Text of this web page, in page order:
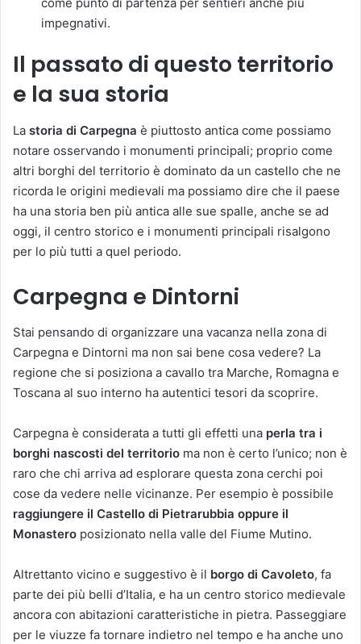
impegnativi.
Il passato di questo territorio
e la sua storia
La storia di Carpegna è piuttosto antica come possiamo
notare osservando i monumenti principali; proprio come
altri borghi del territorio è dominato da un castello che ne
ricorda le origini medievali ma possiamo dire che il paese
ha una storia ben più antica alle sue spalle, anche se ad
oggi, il centro storico e i monumenti principali risalgono
per lo più tutti a quel periodo.
Carpegna e Dintorni
Stai pensando di organizzare una vacanza nella zona di
Carpegna e Dintorni ma non sai bene cosa vedere? La
regione che si posiziona a cavallo tra Marche, Romagna e
Toscana al suo interno ha autentici tesori da scoprire.
Carpegna è considerata a tutti gli effetti una perla tra i
borghi nascosti del territorio ma non è certo l’unico; non è
raro che chi arriva ad esplorare questa zona cerchi poi
cose da vedere nelle vicinanze. Per esempio è possibile
raggiungere il Castello di Pietrarubbia oppure il
Monastero posizionato nella valle del Fiume Mutino.
Altrettanto vicino e suggestivo è il borgo di Cavoleto, fa
parte dei più belli d’Italia, e ha un centro storico medievale
ancora con abitazioni caratteristiche in pietra. Passeggiare
per le viuzze fa tornare indietro nel tempo e ha anche uno